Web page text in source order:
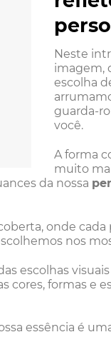
Neste
imagem,
escolha
guarda-
você.
A forma
muito
da nossa
onde cada
nos
escolhas
cores, formas e
essência é